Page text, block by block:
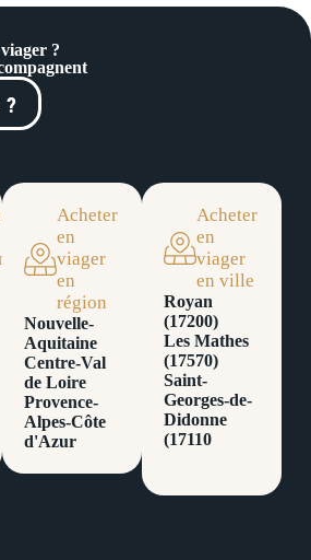
?
?
Acheter
en
viager
en
région
Nouvelle-
Aquitaine
Centre-Val
de Loire
Provence-
Alpes-Côte
d'Azur
Acheter
en
viager
en ville
Royan
(17200)
Les Mathes
(17570)
Saint-
Georges-de-
Didonne
(17110